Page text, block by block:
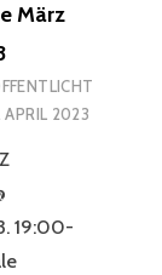
März
APRIL 2023
19:00-